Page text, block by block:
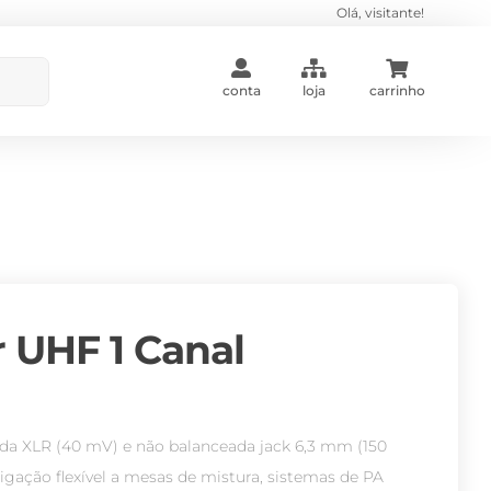
Olá, visitante!
conta loja carrinho
1 Canal
XLR (40 mV) e não balanceada jack 6,3 mm (150
flexível a mesas de mistura, sistemas de PA